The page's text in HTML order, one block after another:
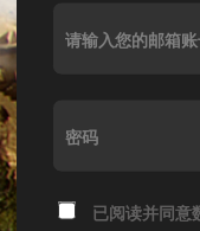
请输入您的邮箱
密码
已阅读并同意